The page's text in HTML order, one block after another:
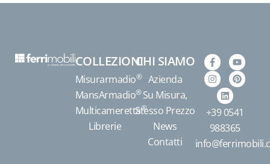
COLLEZIONI
Misurarmadio®
MansArmadio®
Multicameretta®
Librerie
CHI SIAMO
Azienda
Su Misura,
Stesso Prezzo
News
Contatti
+39 0541
988365